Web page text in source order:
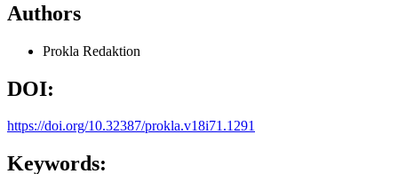
Authors
Prokla Redaktion
DOI:
https://doi.org/10.32387/prokla.v18i71.1291
Keywords: